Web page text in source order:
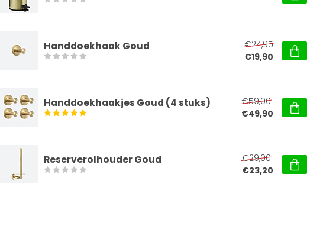
Handdoekhaak Goud
€24,95
€19,90
Handdoekhaakjes Goud (4 stuks)
€59,00
€49,90
Reserverolhouder Goud
€29,00
€23,20